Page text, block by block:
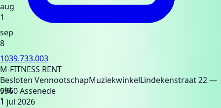
aug
1
sep
8
okt
1
1039.733.003
M-FITNESS RENT
Besloten VennootschapMuziekwinkelLindekenstraat 22—
9960 Assenede
1 jul 2026